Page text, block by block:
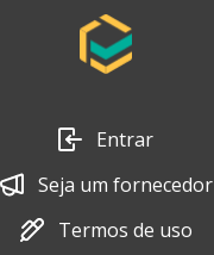
Entrar
Seja um fornecedor
Termos de uso